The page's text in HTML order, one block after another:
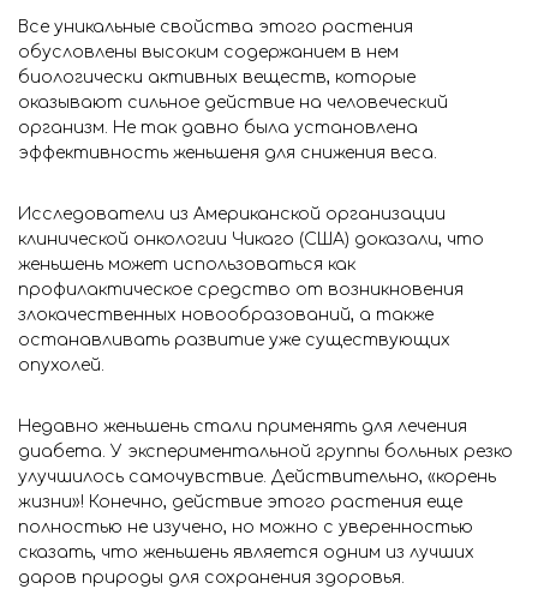
Все уникальные свойства этого растения
обусловлены высоким содержанием в нем
биологически активных веществ, которые
оказывают сильное действие на человеческий
организм. Не так давно была установлена
эффективность женьшеня для снижения веса.
Исследователи из Американской организации
клинической онкологии Чикаго (США) доказали, что
женьшень может использоваться как
профилактическое средство от возникновения
злокачественных новообразований, а также
останавливать развитие уже существующих
опухолей.
Недавно женьшень стали применять для лечения
диабета. У экспериментальной группы больных резко
улучшилось самочувствие. Действительно, «корень
жизни»! Конечно, действие этого растения еще
полностью не изучено, но можно с уверенностью
сказать, что женьшень является одним из лучших
даров природы для сохранения здоровья.